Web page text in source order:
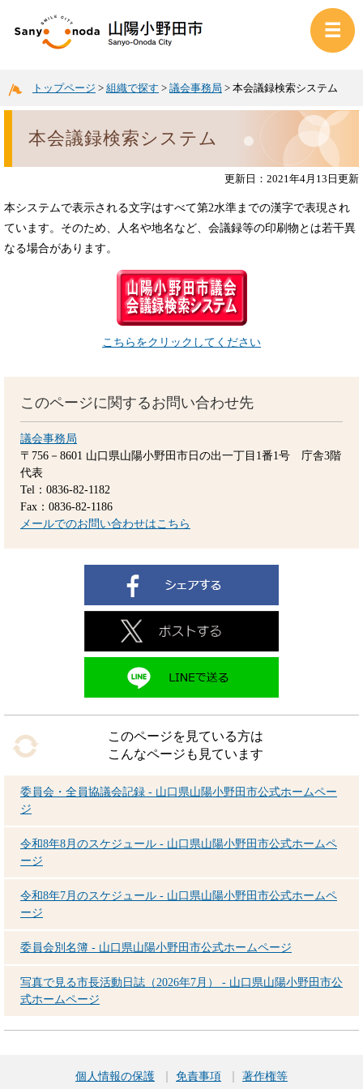
トップページ > 組織で探す > 議会事務局 > 本会議録検索システム
本会議録検索システム
更新日：2021年4月13日更新
本システムで表示される文字はすべて第2水準までの漢字で表現され
ています。そのため、人名や地名など、会議録等の印刷物とは若干異
なる場合があります。
こちらをクリックしてください
このページに関するお問い合わせ先
議会事務局
〒756－8601 山口県山陽小野田市日の出一丁目1番1号 庁舎3階
代表
Tel：0836-82-1182
Fax：0836-82-1186
メールでのお問い合わせはこちら
このページを見ている方は
こんなページも見ています
委員会・全員協議会記録 - 山口県山陽小野田市公式ホームペー
ジ
令和8年8月のスケジュール - 山口県山陽小野田市公式ホームペ
ージ
令和8年7月のスケジュール - 山口県山陽小野田市公式ホームペ
ージ
委員会別名簿 - 山口県山陽小野田市公式ホームページ
写真で見る市長活動日誌（2026年7月） - 山口県山陽小野田市公
式ホームページ
個人情報の保護 免責事項 著作権等